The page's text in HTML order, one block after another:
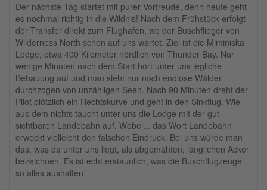
Der nächste Tag startet mit purer Vorfreude, denn heute geht
es nochmal richtig in die Wildnis! Nach dem Frühstück erfolgt
der Transfer direkt zum Flughafen, wo der Buschflieger von
Wilderness North schon auf uns wartet. Ziel ist die Miminiska
Lodge, etwa 400 Kilometer nördlich von Thunder Bay. Nur
wenige Minuten nach dem Start hört unter uns jegliche
Bebauung auf und man sieht nur noch endlose Wälder
durchzogen von unzähligen Seen. Nach 90 Minuten dreht der
Pilot plötzlich ein Rechtskurve und geht in den Sinkflug. Wie
aus dem nichts taucht unter uns die Lodge mit der gut
sichtbaren Landebahn auf. Wobei... das Wort Landebahn
erweckt vielleicht den falschen Eindruck. Bei uns würde man
das, was da unter uns liegt, als abgemähten, länglichen Acker
bezeichnen. Es ist echt erstaunlich, was die Buschflugzeuge
so alles aushalten.